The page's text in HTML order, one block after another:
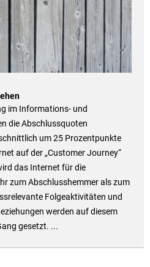
im Informations- und
die Abschlussquoten
um 25 Prozentpunkte
auf der „Customer Journey“
das Internet für die
zum Abschlusshemmer als zum
Folgeaktivitäten und
werden auf diesem
gesetzt. ...